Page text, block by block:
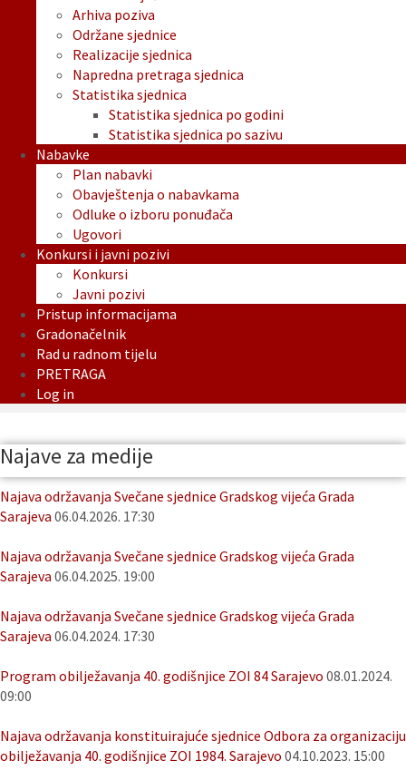
Arhiva poziva
Održane sjednice
Realizacije sjednica
Napredna pretraga sjednica
Statistika sjednica
Statistika sjednica po godini
Statistika sjednica po sazivu
Nabavke
Plan nabavki
Obavještenja o nabavkama
Odluke o izboru ponuđača
Ugovori
Konkursi i javni pozivi
Konkursi
Javni pozivi
Pristup informacijama
Gradonačelnik
Rad u radnom tijelu
PRETRAGA
Log in
Najave za medije
Najava održavanja Svečane sjednice Gradskog vijeća Grada
Sarajeva 06.04.2026. 17:30
Najava održavanja Svečane sjednice Gradskog vijeća Grada
Sarajeva 06.04.2025. 19:00
Najava održavanja Svečane sjednice Gradskog vijeća Grada
Sarajeva 06.04.2024. 17:30
Program obilježavanja 40. godišnjice ZOI 84 Sarajevo 08.01.2024.
09:00
Najava održavanja konstituirajuće sjednice Odbora za organizaciju
obilježavanja 40. godišnjice ZOI 1984. Sarajevo 04.10.2023. 15:00